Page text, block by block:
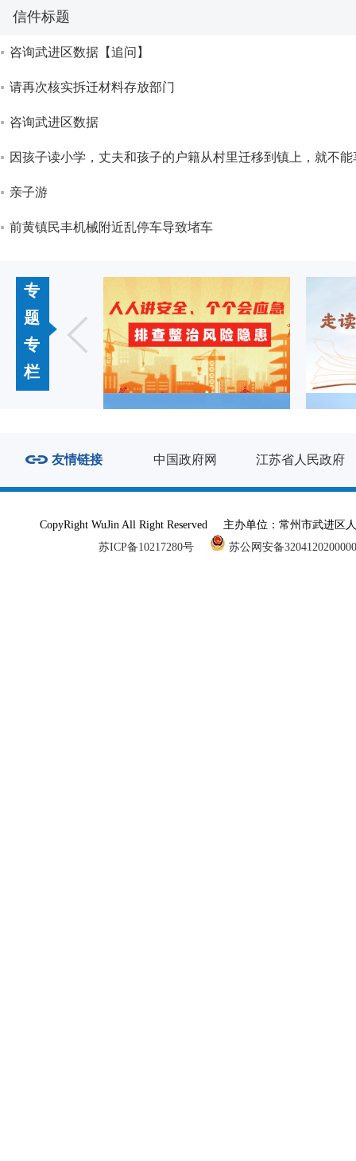
信件标题
咨询武进区数据【追问】
请再次核实拆迁材料存放部门
咨询武进区数据
因孩子读小学，丈夫和孩子的户籍从村里迁移到镇上，就不能
亲子游
前黄镇民丰机械附近乱停车导致堵车
专
题
专
栏
友情链接 中国政府网 江苏省人民政府
CopyRight WuJin All Right Reserved 主办单位：常州市武进
苏ICP备10217280号
苏公网安备